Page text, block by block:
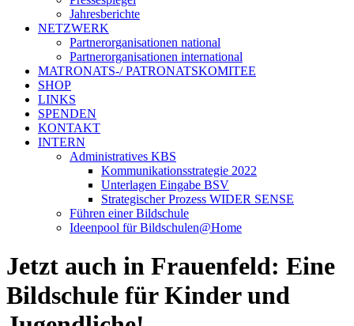
Jahresberichte
NETZWERK
Partnerorganisationen national
Partnerorganisationen international
MATRONATS-/ PATRONATSKOMITEE
SHOP
LINKS
SPENDEN
KONTAKT
INTERN
Administratives KBS
Kommunikationsstrategie 2022
Unterlagen Eingabe BSV
Strategischer Prozess WIDER SENSE
Führen einer Bildschule
Ideenpool für Bildschulen@Home
Jetzt auch in Frauenfeld: Eine
Bildschule für Kinder und